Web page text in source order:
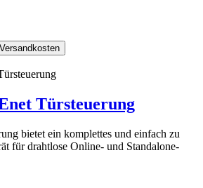
Türsteuerung
bietet ein komplettes und einfach zu
für drahtlose Online- und Standalone-